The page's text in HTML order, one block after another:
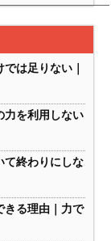
は足りない｜
力を利用しない
て終わりにしな
きる理由｜力で